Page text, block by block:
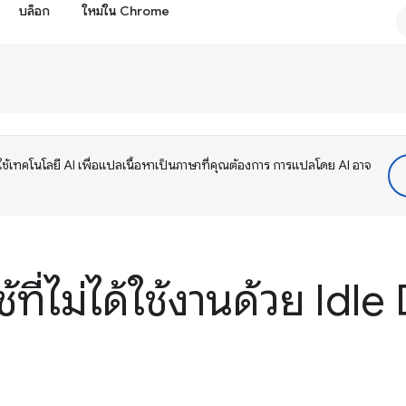
บล็อก ใหม่ใน Chrome
เทคโนโลยี AI เพื่อแปลเนื้อหาเป็นภาษาที่คุณต้องการ การแปลโดย AI อาจ
ที่ไม่ได้ใช้งานด้วย